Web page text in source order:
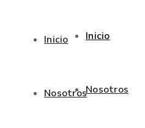
Inicio
Nosotros
Inicio
Nosotros